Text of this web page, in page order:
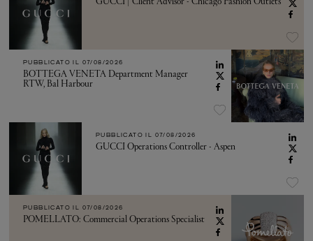
PUBBLICATO IL 07/08/2026
BOTTEGA VENETA Department Manager
RTW, Bal Harbour
PUBBLICATO IL 07/08/2026
GUCCI Operations Controller - Aspen
PUBBLICATO IL 07/08/2026
POMELLATO: Commercial Operations Specialist